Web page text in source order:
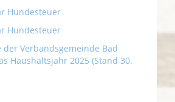
Hundesteuer
Hundesteuer
der Verbandsgemeinde Bad
Haushaltsjahr 2025 (Stand 30.